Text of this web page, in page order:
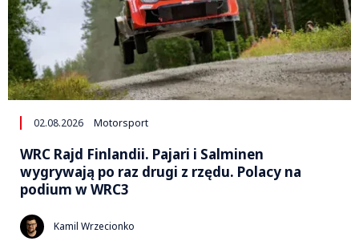
02.08.2026 Motorsport
WRC Rajd Finlandii. Pajari i Salminen
wygrywają po raz drugi z rzędu. Polacy na
podium w WRC3
Kamil Wrzecionko